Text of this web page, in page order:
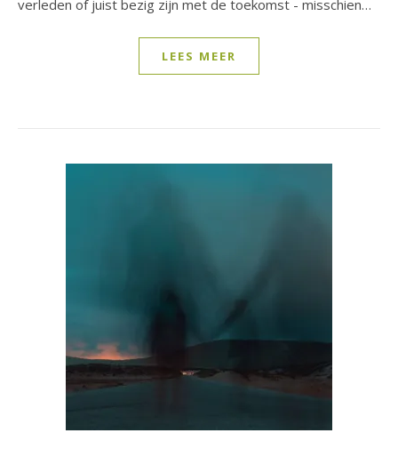
verleden of juist bezig zijn met de toekomst - misschien…
LEES MEER